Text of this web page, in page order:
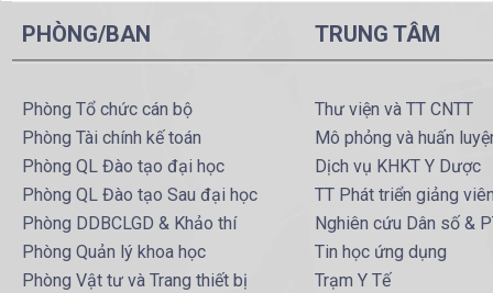
PHÒNG/BAN
Phòng Tổ chức cán bộ
Phòng Tài chính kế toán
Phòng QL Đào tạo đại học
Phòng QL Đào tạo Sau đại học
Phòng DDBCLGD & Khảo thí
Phòng Quản lý khoa học
Phòng Vật tư và Trang thiết bị
TRUNG TÂM
Thư viện và TT CNTT
Mô phỏng và huấn
Dịch vụ KHKT Y Dược
TT Phát triển giảng
Nghiên cứu Dân số &
Tin học ứng dụng
Trạm Y Tế